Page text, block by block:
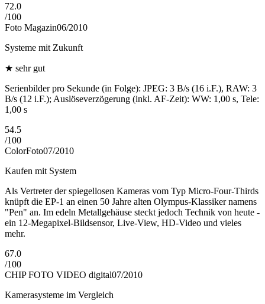
72.0
/100
Foto Magazin06/2010
Systeme mit Zukunft
★ sehr gut
Serienbilder pro Sekunde (in Folge): JPEG: 3 B/s (16 i.F.), RAW: 3
B/s (12 i.F.); Auslöseverzögerung (inkl. AF-Zeit): WW: 1,00 s, Tele:
1,00 s
54.5
/100
ColorFoto07/2010
Kaufen mit System
Als Vertreter der spiegellosen Kameras vom Typ Micro-Four-Thirds
knüpft die EP-1 an einen 50 Jahre alten Olympus-Klassiker namens
"Pen" an. Im edeln Metallgehäuse steckt jedoch Technik von heute -
ein 12-Megapixel-Bildsensor, Live-View, HD-Video und vieles
mehr.
67.0
/100
CHIP FOTO VIDEO digital07/2010
Kamerasysteme im Vergleich